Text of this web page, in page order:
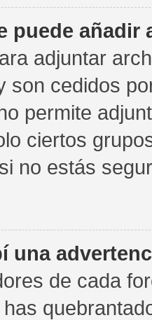
puede
adjuntar
son cedidos
permite
ciertos
no estás
una
de cada